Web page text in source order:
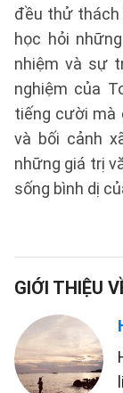
đều thử thách
học hỏi
nhiệm và sự
nghiệm của
tiếng cười mà
và bối cảnh
những giá trị
sống bình dị
GIỚI THIỆU